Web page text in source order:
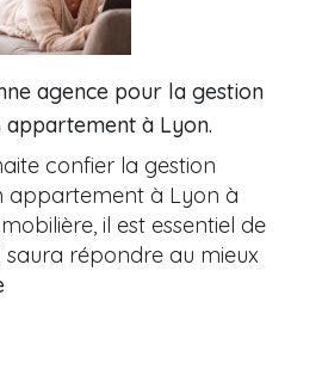
agence pour la gestion
appartement à Lyon.
confier la gestion
appartement à Lyon à
il est essentiel de
saura répondre au mieux